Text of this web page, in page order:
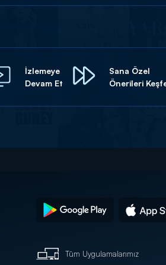
İzlemeye
Devam Et
Sana Özel
Önerileri
Tüm Uygulamalarımız